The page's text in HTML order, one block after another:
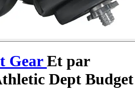
GearEt par
Dept Budget